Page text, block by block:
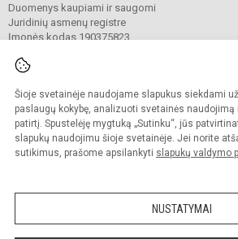
Šioje svetainėje naudojame slapukus siekdami
paslaugų kokybę, analizuoti svetainės
patirtį. Spustelėję mygtuką „Sutinku“, jūs
slapukų naudojimu šioje svetainėje. Jei norite
sutikimus, prašome apsilankyti slapukų valdymo
NUSTATYMAI
Duomenys kaupiami ir saugomi
Juridinių asmenų registre
Įmonės kodas 190375823
© 2025. Panevėžio lopšelis-darželis „Vyturėlis“.
Kopijuoti turinį be raštiško įstaigos administracijos
Prieinamumo paraiška Slapukų
Sumanus būdas atnaujinti